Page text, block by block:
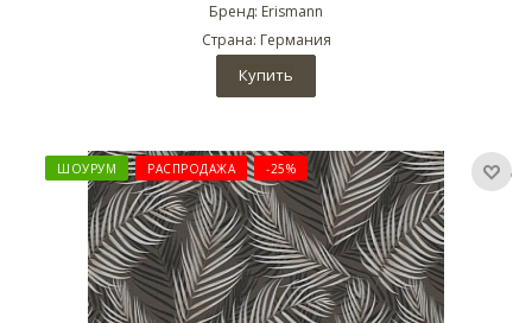
Бренд: Erismann
Страна: Германия
Купить
ШОУРУМ РАСПРОДАЖА -25%